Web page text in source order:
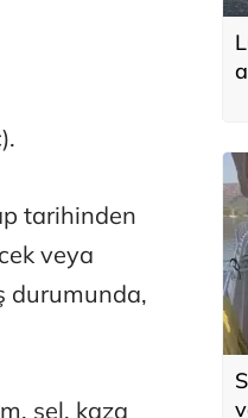
tarihinden
veya
durumunda,
sel, kaza